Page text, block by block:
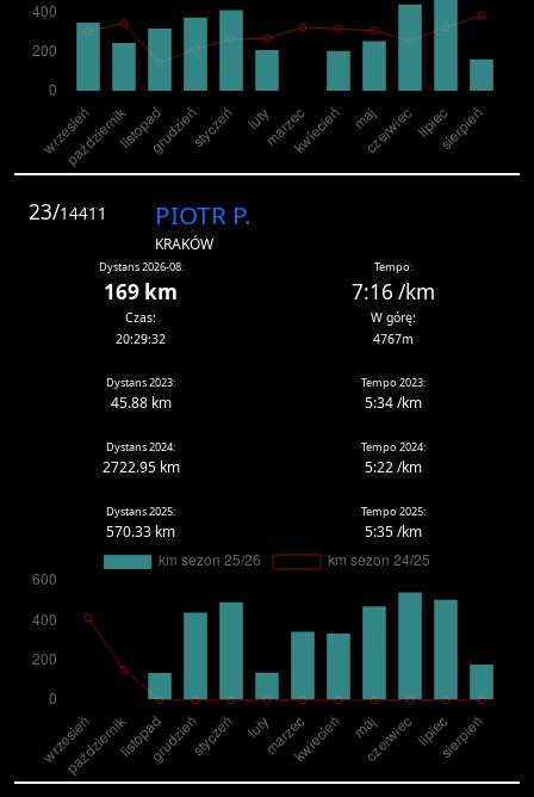
23/14411 PIOTR P.
KRAKÓW
Dystans 2026-08:
169 km
Tempo:
7:16 /km
Czas:
20:29:32
W górę:
4767m
Dystans 2023:
45.88 km
Tempo 2023:
5:34 /km
Dystans 2024:
2722.95 km
Tempo 2024:
5:22 /km
Dystans 2025:
570.33 km
Tempo 2025:
5:35 /km